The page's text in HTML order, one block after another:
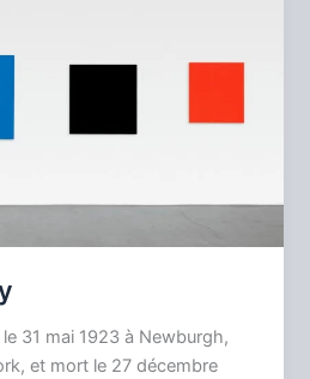
31 mai 1923 à Newburgh,
et mort le 27 décembre